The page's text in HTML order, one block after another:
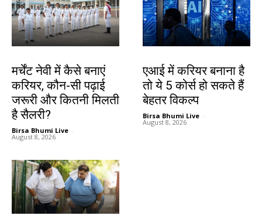
मर्चेंट नेवी में कैसे बनाएं
करियर, कौन-सी पढ़ाई
जरूरी और कितनी मिलती
है सैलरी?
Birsa Bhumi Live -
August 8, 2026
एआई में करियर बनाना है
तो ये 5 कोर्स हो सकते हैं
बेहतर विकल्प
Birsa Bhumi Live -
August 8, 2026